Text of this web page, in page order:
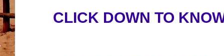
CLICK DOWN TO